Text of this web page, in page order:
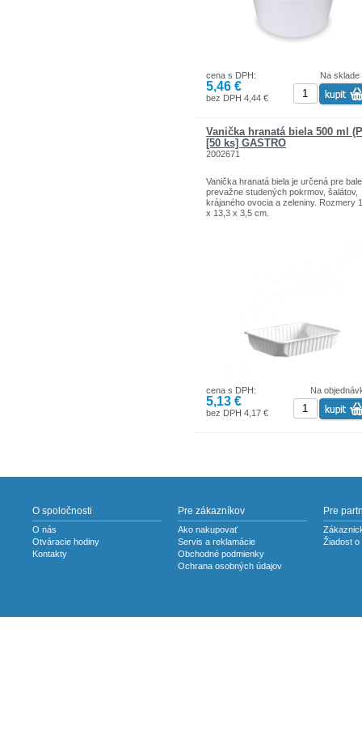
Na sklade
cena s DPH:
5,46 €
bez DPH 4,44 €
Vanička hranatá biela 500 ml
[50 ks] GASTRO
2002671
Vanička hranatá biela je určená pre
prevažne studených pokrmov, šalátov,
krájaného ovocia a zeleniny. Rozmery
x 13,3 x 3,5 cm.
Na
cena s DPH:
5,13 €
bez DPH 4,17 €
O spoločnosti
O nás
Otváracie hodiny
Kontakty
Pre zákazníkov
Ako nakupovať
Servis a reklamácie
Obchodné podmienky
Ochrana osobných údajov
Pre
Žiadost